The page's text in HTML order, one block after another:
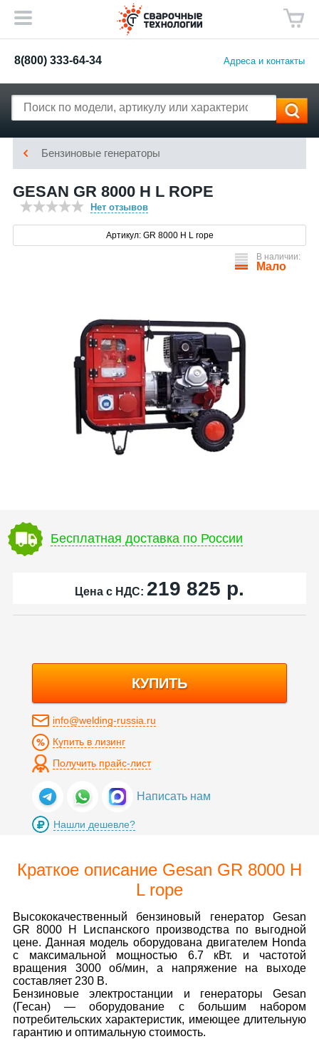
8(800) 333-64-34 Адреса и контакты
Бензиновые генераторы
GESAN GR 8000 H L ROPE
Нет отзывов
Артикул: GR 8000 H L rope
В наличии:
Мало
Бесплатная доставка по России
Цена с НДС: 219 825 р.
КУПИТЬ
info@welding-russia.ru
Купить в лизинг
Получить прайс-лист
Написать нам
Нашли дешевле?
Краткое описание Gesan GR 8000 H
L rope
Высококачественный бензиновый генератор Gesan
GR 8000 H Lиспанского производства по выгодной
цене. Данная модель оборудована двигателем Honda
с максимальной мощностью 6.7 кВт. и частотой
вращения 3000 об/мин, а напряжение на выходе
составляет 230 В.
Бензиновые электростанции и генераторы Gesan
(Гесан) — оборудование с большим набором
потребительских характеристик, имеющее длительную
гарантию и оптимальную стоимость.